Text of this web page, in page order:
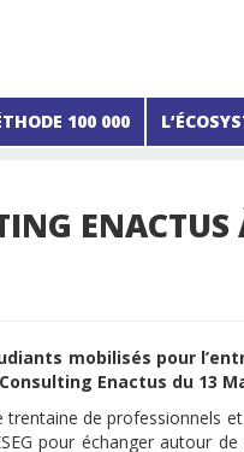
100 000
mobilisés pour
Enactus du 13
trentaine de professionnels
pour échanger autour